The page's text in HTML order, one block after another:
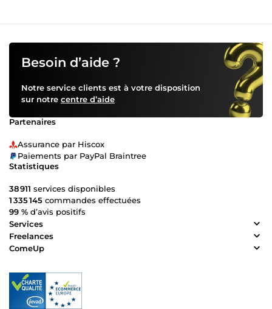
Besoin d’aide ?
Notre service clients est à votre disposition
sur notre centre d’aide
Partenaires
Assurance par Hiscox
Paiements par PayPal Braintree
Statistiques
38 911 services disponibles
1 335 145 commandes effectuées
99 % d’avis positifs
Services
Freelances
ComeUp